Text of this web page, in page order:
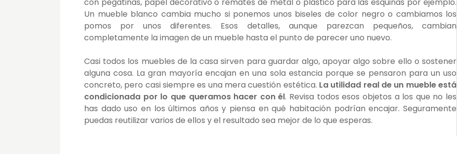
con pegatinas, papel decorativo o remates de metal o plástico para las esquinas por ejemplo.
Un mueble blanco cambia mucho si ponemos unos biseles de color negro o cambiamos los
pomos por unos diferentes. Esos detalles, aunque parezcan pequeños, cambian
completamente la imagen de un mueble hasta el punto de parecer uno nuevo.
Casi todos los muebles de la casa sirven para guardar algo, apoyar algo sobre ello o sostener
alguna cosa. La gran mayoría encajan en una sola estancia porque se pensaron para un uso
concreto, pero casi siempre es una mera cuestión estética. La utilidad real de un mueble está
condicionada por lo que queramos hacer con él. Revisa todos esos objetos a los que no les
has dado uso en los últimos años y piensa en qué habitación podrían encajar. Seguramente
puedas reutilizar varios de ellos y el resultado sea mejor de lo que esperas.